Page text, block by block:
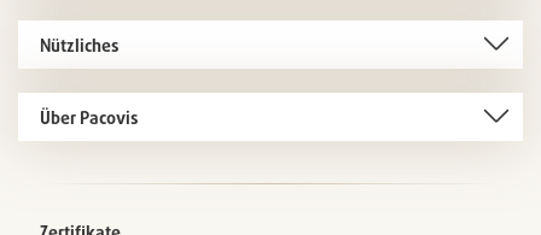
Nützliches
Über Pacovis